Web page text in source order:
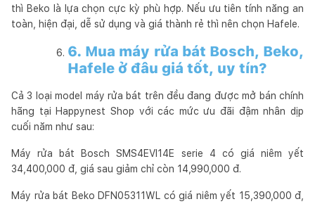
thì Beko là lựa chọn cực kỳ phù hợp. Nếu ưu tiên tính năng an
toàn, hiện đại, dễ sử dụng và giá thành rẻ thì nên chọn Hafele.
6. Mua máy rửa bát Bosch, Beko,
Hafele ở đâu giá tốt, uy tín?
Cả 3 loại model máy rửa bát trên đều đang được mở bán chính
hãng tại Happynest Shop với các mức ưu đãi đậm nhân dịp
cuối năm như sau:
Máy rửa bát Bosch SMS4EVI14E serie 4 có giá niêm yết
34,400,000 đ, giá sau giảm chỉ còn 14,990,000 đ.
Máy rửa bát Beko DFN05311WL có giá niêm yết 15,390,000 đ,